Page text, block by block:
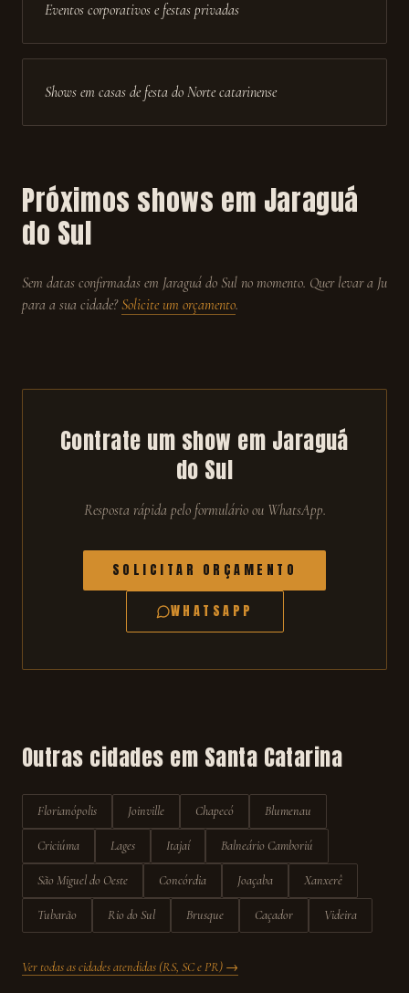
Eventos corporativos e festas privadas
Shows em casas de festa do Norte catarinense
Próximos shows em Jaraguá
do Sul
Sem datas confirmadas em Jaraguá do Sul no momento. Quer levar a Ju
para a sua cidade? Solicite um orçamento.
Contrate um show em Jaraguá
do Sul
Resposta rápida pelo formulário ou WhatsApp.
SOLICITAR ORÇAMENTO
WHATSAPP
Outras cidades em Santa Catarina
Florianópolis Joinville Chapecó Blumenau
Criciúma Lages Itajaí Balneário Camboriú
São Miguel do Oeste Concórdia Joaçaba Xanxerê
Tubarão Rio do Sul Brusque Caçador Videira
Ver todas as cidades atendidas (RS, SC e PR) →